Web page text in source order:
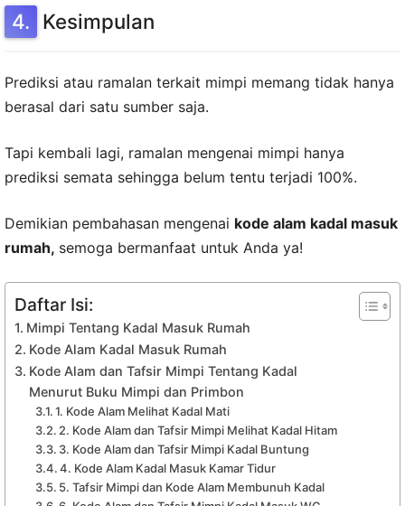
Kesimpulan
Prediksi atau ramalan terkait mimpi memang tidak hanya
berasal dari satu sumber saja.
Tapi kembali lagi, ramalan mengenai mimpi hanya
prediksi semata sehingga belum tentu terjadi 100%.
Demikian pembahasan mengenai kode alam kadal masuk
rumah, semoga bermanfaat untuk Anda ya!
Daftar Isi:
Mimpi Tentang Kadal Masuk Rumah
Kode Alam Kadal Masuk Rumah
Kode Alam dan Tafsir Mimpi Tentang Kadal
Menurut Buku Mimpi dan Primbon
1. Kode Alam Melihat Kadal Mati
2. Kode Alam dan Tafsir Mimpi Melihat Kadal Hitam
3. Kode Alam dan Tafsir Mimpi Kadal Buntung
4. Kode Alam Kadal Masuk Kamar Tidur
5. Tafsir Mimpi dan Kode Alam Membunuh Kadal